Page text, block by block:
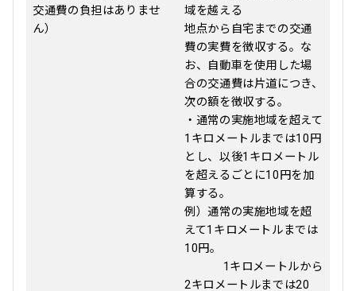
交通費の負担はありませ
ん）
域を越える
地点から自宅までの交通
費の実費を徴収する。な
お、自動車を使用した場
合の交通費は片道につき、
次の額を徴収する。
・通常の実施地域を超えて
1キロメートルまでは10円
とし、以後1キロメートル
を超えるごとに10円を加
算する。
例）通常の実施地域を超
えて1キロメートルまでは
10円。
1キロメートルから
2キロメートルまでは20